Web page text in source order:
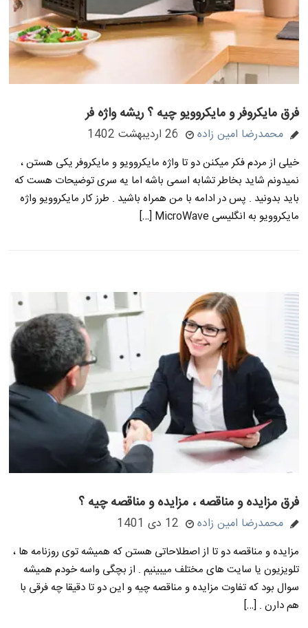
فرق مایکروفر و مایکروویو چیه ؟ ریشه واژه فر
محمدرضا امین زاده 26 اردیبهشت 1402
خیلی از مردم فکر میکنن دو تا واژه مایکروویو و مایکروفر یکی هستن ،
نمیدونم شاید بخاطر تشابه اسمی باشه اما یه سری توضیحات هست که
باید بدونید . پس در ادامه با من همراه باشید . طرز کار مایکروویو واژه
مایکروویو به انگلیسی MicroWave […]
فرق مزایده و مناقصه ، مزایده و مناقصه چیه ؟
محمدرضا امین زاده 12 دی 1401
مزایده و مناقصه دو تا از اصطلاحاتی هستن که همیشه توی روزنامه ها ،
تلویزیون یا سایت های مختلف میبینیم . از بچگی واسه خودم همیشه
سوال بود که تفاوت مزایده و مناقصه چیه و این دو تا دقیقا چه فرقی با
هم دارن . […]